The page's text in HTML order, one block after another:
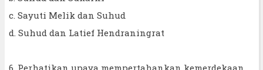
c. Sayuti Melik dan Suhud
d. Suhud dan Latief Hendraningrat
6. Perhatikan upaya mempertahankan kemerdekaan